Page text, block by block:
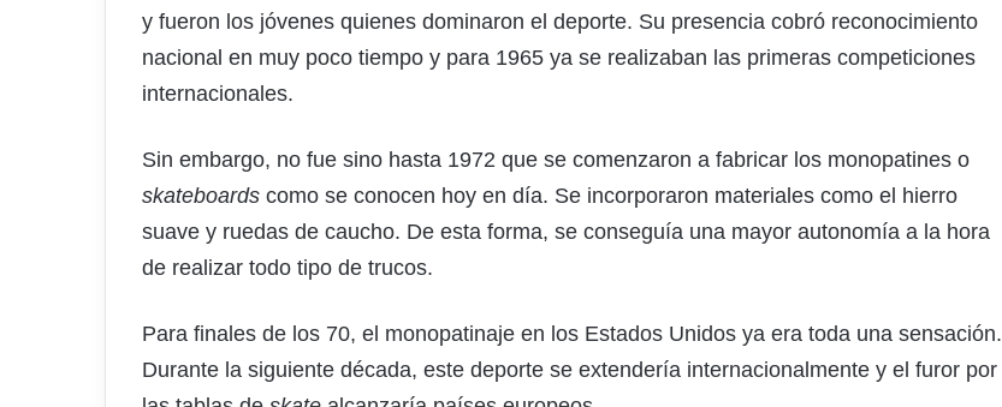
y fueron los jóvenes quienes dominaron el deporte. Su presencia cobró reconocimiento
nacional en muy poco tiempo y para 1965 ya se realizaban las primeras competiciones
internacionales.
Sin embargo, no fue sino hasta 1972 que se comenzaron a fabricar los monopatines o
skateboards como se conocen hoy en día. Se incorporaron materiales como el hierro
suave y ruedas de caucho. De esta forma, se conseguía una mayor autonomía a la hora
de realizar todo tipo de trucos.
Para finales de los 70, el monopatinaje en los Estados Unidos ya era toda una sensación.
Durante la siguiente década, este deporte se extendería internacionalmente y el furor por